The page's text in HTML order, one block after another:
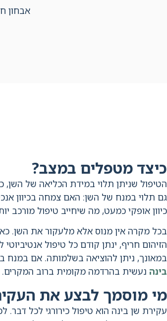
כיצד מטפלים במצב?
הטיפול שניתן תלוי במידת הכליאה של השן,
גם תלוי במנח של השן: האם צמחה בכיוון
כיוון אופקי כמעט, מה שיחייב טיפול מורכב
בכל מקרה אין מנוס אלא מלעקור את השן.
הזיהום חריף, ינתן קודם כל טיפול
במאונך, ניתן להוציאה בשלמותה. אם במנח
בינה נעשית בהרדמה מקומית ברוב המקרים.
מי מוסמך לבצע את
עקירת שן בינה הוא טיפול כירורגי לכל